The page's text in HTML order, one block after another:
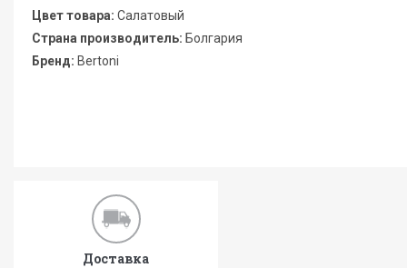
Цвет товара: Салатовый
Страна производитель: Болгария
Бренд: Bertoni
Доставка